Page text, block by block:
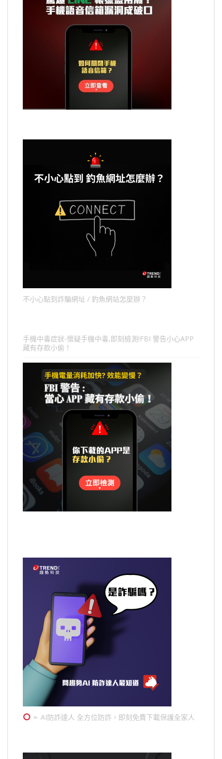
不小心點到詐騙網址 / 釣魚網站怎麼辦？
手機中毒症狀-懷疑手機中毒,即刻檢測!FBI 警告小心APP
藏有存款小偷！
➣ AI防詐達人 全方位防詐，即刻免費下載保護全家人